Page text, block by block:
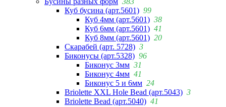
Куб бусина (арт.5601) 99
Куб 4мм (арт.5601) 38
Куб 6мм (арт.5601) 41
Куб 8мм (арт.5601) 20
Скарабей (арт. 5728) 3
Биконусы (арт.5328) 96
Биконус 3мм 31
Биконус 4мм 41
Биконус 5 и 6мм 24
Briolette XXL Hole Bead (арт.5043) 3
Briolette Bead (арт.5040) 41